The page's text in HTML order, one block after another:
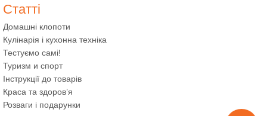
Статті
Домашні клопоти
Кулінарія і кухонна техніка
Тестуємо самі!
Туризм и спорт
Інструкції до товарів
Краса та здоров’я
Розваги і подарунки